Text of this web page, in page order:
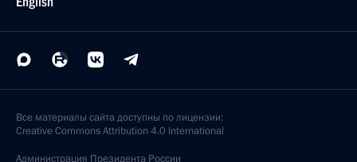
Все материалы сайта доступны по лицензии:
Creative Commons Attribution 4.0 International
Администрация Президента России